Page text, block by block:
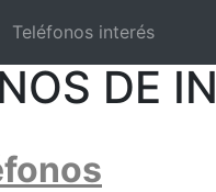
Teléfonos interés
DE